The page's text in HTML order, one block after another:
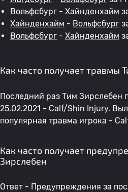
Вольфсбург - Хайнденхайм
Хайнденхайм - Вольфсбург
Вольфсбург - Хайнденхайм
Как часто получает травмы
Последний раз Тим Зирслебен
25.02.2021 - Calf/Shin Injury.
популярная травма игрока -
Как часто получает
Зирслебен
Ответ - Предупреждения за